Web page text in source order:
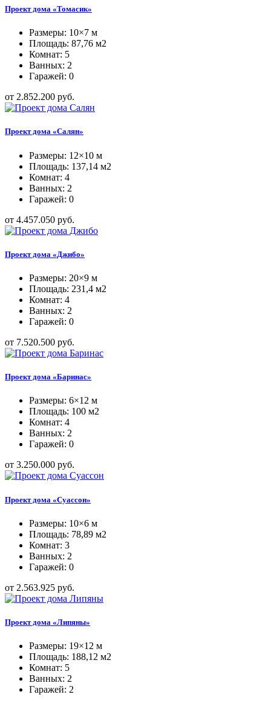
Проект дома «Томасик»
Размеры: 10×7 м
Площадь: 87,76 м2
Комнат: 5
Ванных: 2
Гаражей: 0
от 2.852.200 руб.
Проект дома «Салян»
Размеры: 12×10 м
Площадь: 137,14 м2
Комнат: 4
Ванных: 2
Гаражей: 0
от 4.457.050 руб.
Проект дома «Джибо»
Размеры: 20×9 м
Площадь: 231,4 м2
Комнат: 4
Ванных: 2
Гаражей: 0
от 7.520.500 руб.
Проект дома «Баринас»
Размеры: 6×12 м
Площадь: 100 м2
Комнат: 4
Ванных: 2
Гаражей: 0
от 3.250.000 руб.
Проект дома «Суассон»
Размеры: 10×6 м
Площадь: 78,89 м2
Комнат: 3
Ванных: 2
Гаражей: 0
от 2.563.925 руб.
Проект дома «Липяны»
Размеры: 19×12 м
Площадь: 188,12 м2
Комнат: 5
Ванных: 2
Гаражей: 2